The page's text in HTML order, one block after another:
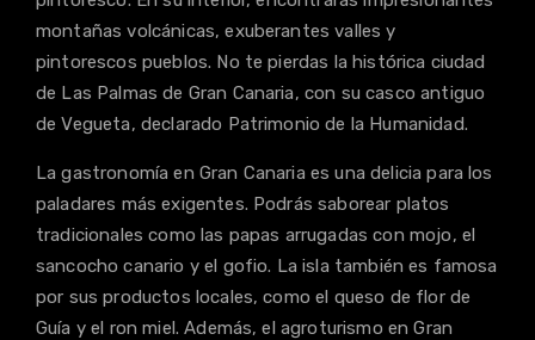
montañas volcánicas, exuberantes valles y
pintorescos pueblos. No te pierdas la histórica ciudad
de Las Palmas de Gran Canaria, con su casco antiguo
de Vegueta, declarado Patrimonio de la Humanidad.
La gastronomía en Gran Canaria es una delicia para los
paladares más exigentes. Podrás saborear platos
tradicionales como las papas arrugadas con mojo, el
sancocho canario y el gofio. La isla también es famosa
por sus productos locales, como el queso de flor de
Guía y el ron miel. Además, el agroturismo en Gran